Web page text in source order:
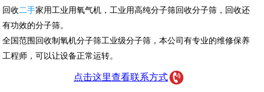
回收二手家用工业用氧气机，工业用高纯分子筛回收分子筛，回收还
有功效的分子筛。
全国范围回收制氧机分子筛工业级分子筛，本公司有专业的维修保养
工程师，可以让设备正常运转。
点击这里查看联系方式